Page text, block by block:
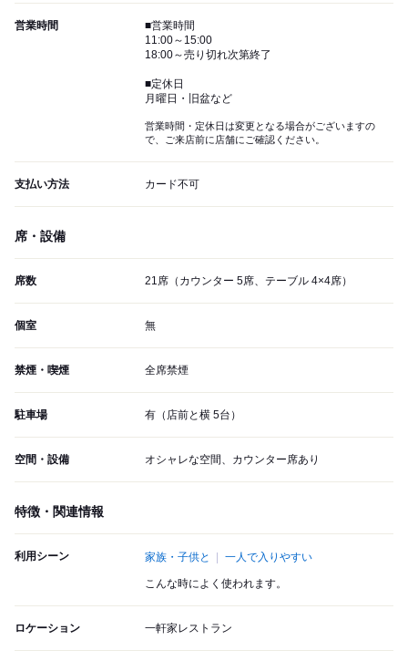
営業時間
■営業時間
11:00～15:00
18:00～売り切れ次第終了
■定休日
月曜日・旧盆など
営業時間・定休日は変更となる場合がございますの
で、ご来店前に店舗にご確認ください。
支払い方法 カード不可
席・設備
席数 21席（カウンター 5席、テーブル 4×4席）
個室 無
禁煙・喫煙 全席禁煙
駐車場 有（店前と横 5台）
空間・設備 オシャレな空間、カウンター席あり
特徴・関連情報
利用シーン 家族・子供と 一人で入りやすい
こんな時によく使われます。
ロケーション 一軒家レストラン